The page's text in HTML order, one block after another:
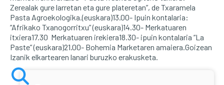
Zerealak gure larretan eta gure plateretan”, de Txaramela
Pasta Agroekologika.(euskara)13.00- Ipuin kontalaria:
“Afrikako Txanogorritxu” (euskara)14.30- Merkatuaren
itxiera17.30 Merkatuaren irekiera18.30- ipuin kontalaria “La
Paste” (euskara)21.00- Bohemia Marketaren amaiera.Goizean
Izanik elkartearen lanari buruzko erakusketa.